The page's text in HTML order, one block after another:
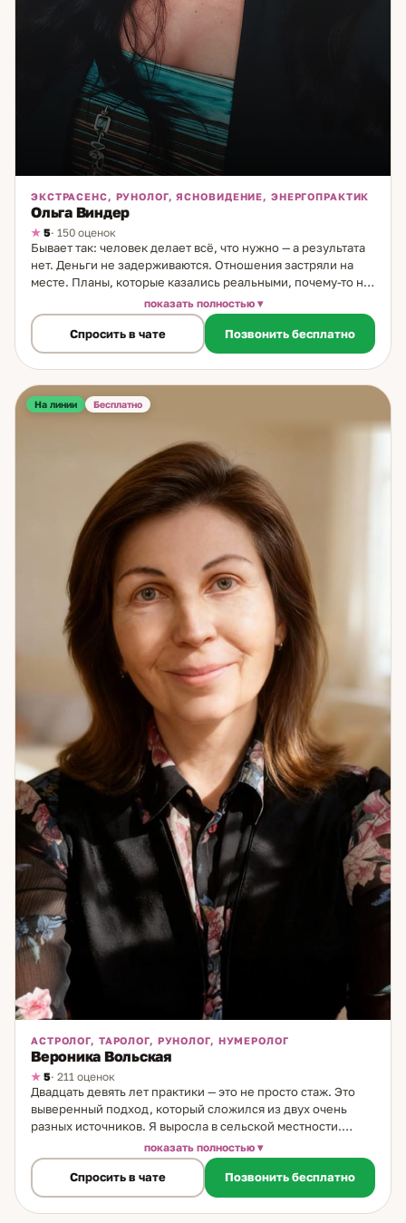
ЭКСТРАСЕНС, РУНОЛОГ, ЯСНОВИДЕНИЕ, ЭНЕРГОПРАКТИК
Ольга Виндер
5· 150 оценок
Бывает так: человек делает всё, что нужно — а результата
нет. Деньги не задерживаются. Отношения застряли на
месте. Планы, которые казались реальными, почему-то не
реализуются. И объяснения нет. Я рунолог, в практике 8
лет. Работаю именно с такими ситуациями — когда на
уровне действий всё правильно, но что-то на другом
уровне мешает. Основной формат работы — рунные
расклады. Я строю расклад на развитие событий на три
месяца вперёд: вижу, что идёт, что тормозит, какие
факторы сейчас работают против и какие — в поддержку.
решение, опираясь не на предположения, а на
конкретную картину. При необходимости провожу
считывание состояния по фото — это даёт дополнительный
пласт информации о конкретном человеке или ситуации,
который расклад не всегда покрывает. Один из
запоминающихся случаев в практике: клиентка с
хроническими финансовыми трудностями. Расклад указал
на неожиданный фактор — она привыкла открыто делиться
планами до их реализации. После того как изменила этот
паттерн, ситуация стабилизировалась. Иногда причина
оказывается там, где не ищут. Если вы хотите понять, что
именно мешает — приходите. Я помогу это найти.
показать полностью
Спросить в чате Позвонить бесплатно
На линии Бесплатно
АСТРОЛОГ, ТАРОЛОГ, РУНОЛОГ, НУМЕРОЛОГ
Вероника Вольская
5· 211 оценок
Двадцать девять лет практики — это не просто стаж. Это
выверенный подход, который сложился из двух очень
разных источников. Я выросла в сельской местности.
Рядом были «знающие бабушки» — женщины, которые
умели видеть то, что другие не замечали. Я наблюдала,
впитывала. Потом, уже в городе, искала знания в редких
книгах — библиотека, дореволюционные издания,
системы, которые не преподавали нигде. В конце 1990-х
показать полностью
Спросить в чате Позвонить бесплатно